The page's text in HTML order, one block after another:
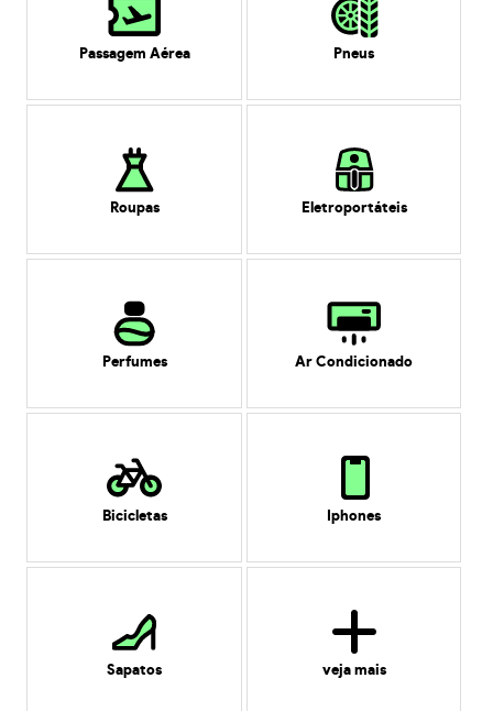
Passagem Aérea Pneus
Roupas Eletroportáteis
Perfumes Ar Condicionado
Bicicletas Iphones
Sapatos veja mais